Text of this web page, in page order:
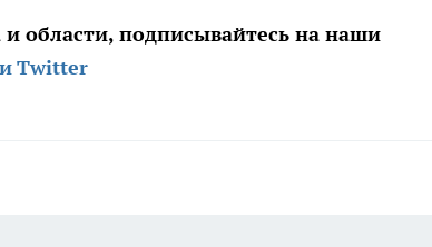
области, подписывайтесь на наши
Twitter